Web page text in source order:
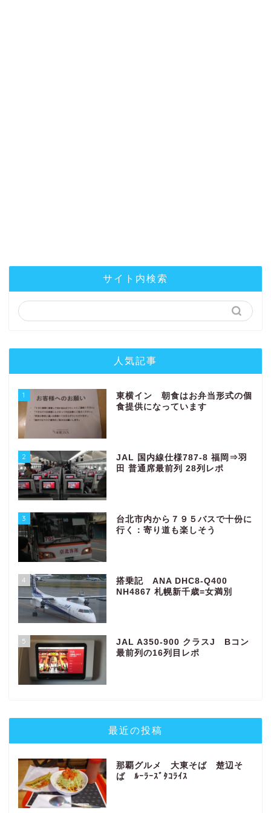
サイト内検索
人気記事
1
東横イン 朝食はお弁当形式の個
食提供になっています
2
JAL 国内線仕様787-8 福岡⇒羽
田 普通席最前列 28列レポ
3
台北市内から７９５バスで十份に
行く：寄り道も楽しそう
4
搭乗記 ANA DHC8-Q400
NH4867 札幌新千歳=女満別
5
JAL A350-900 クラスJ Bコン
最前列の16列目レポ
最近の投稿
那覇グルメ 大東そば 楚辺そ
ば ﾙｰﾗｰｽﾞﾀｺﾗｲｽ